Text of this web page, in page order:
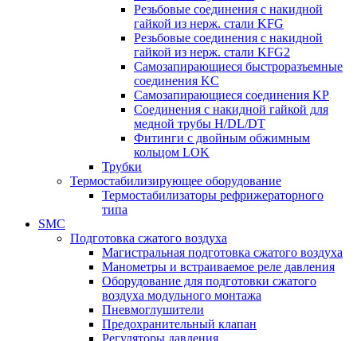
Резьбовые соединения с накидной
гайкой из нерж. стали KFG
Резьбовые соединения с накидной
гайкой из нерж. стали KFG2
Самозапирающиеся быстроразъемные
соединения KC
Самозапирающиеся соединения KP
Соединения с накидной гайкой для
медной трубы H/DL/DT
Фитинги с двойным обжимным
кольцом LOK
Трубки
Термостабилизирующее оборудование
Термостабилизаторы рефрижераторного
типа
SMC
Подготовка сжатого воздуха
Магистральная подготовка сжатого воздуха
Манометры и встраиваемое реле давления
Оборудование для подготовки сжатого
воздуха модульного монтажа
Пневмоглушители
Предохранительный клапан
Регуляторы давления